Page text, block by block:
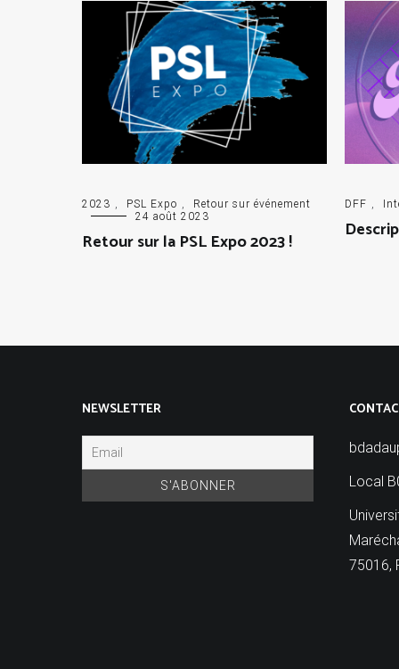
2023 , PSL Expo ,
Retour sur événement
24 août 2023
Retour sur la PSL Expo 2023 !
DFF ,
NEWSLETTER
Local
75016,